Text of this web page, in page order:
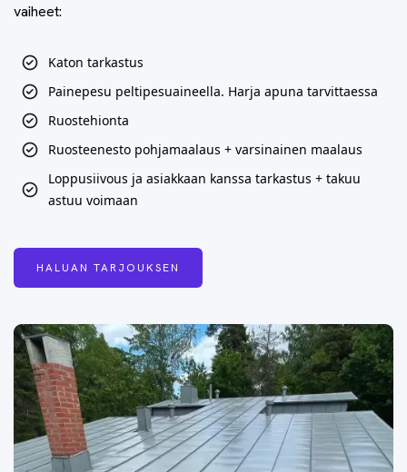
vaiheet:
Katon tarkastus
Painepesu peltipesuaineella. Harja apuna tarvittaessa
Ruostehionta
Ruosteenesto pohjamaalaus + varsinainen maalaus
Loppusiivous ja asiakkaan kanssa tarkastus + takuu
astuu voimaan
HALUAN TARJOUKSEN